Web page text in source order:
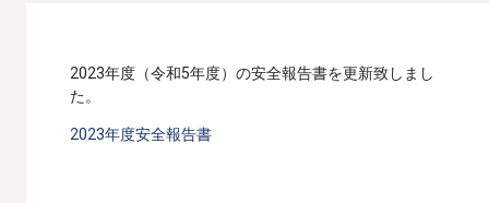
2023年度（令和5年度）の安全報告書を更新致しまし
た。
2023年度安全報告書